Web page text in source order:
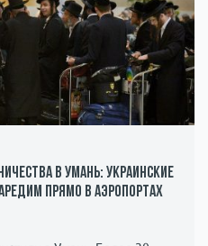
в Умань: украинские
прямо в аэропортах